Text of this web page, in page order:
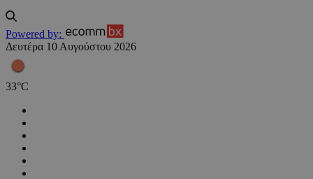
Powered by:
Δευτέρα 10 Αυγούστου 2026
33°C